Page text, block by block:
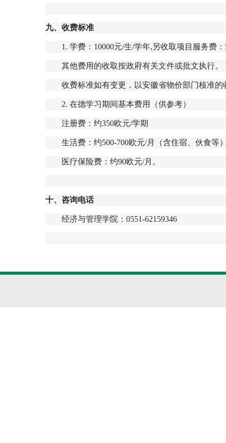
九、收费标准
1. 学费： 10000元/生/学年,另收取项目服务费：
其他费用的收取按政府有关文件或批文执行。
收费标准如有变更，以安徽省物价部门核准的
2. 在德学习期间基本费用（供参考）
注册费：约350欧元/学期
生活费：约500-700欧元/月（含住宿、伙食等
医疗保险费：约90欧元/月。
十、咨询电话
经济与管理学院： 0551-62159346